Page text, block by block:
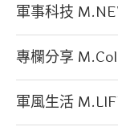
軍事科技
專欄分享
軍風生活